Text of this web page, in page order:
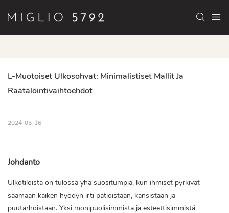
L-Muotoiset Ulkosohvat: Minimalistiset Mallit Ja
Räätälöintivaihtoehdot
2024-05-16
Johdanto
Ulkotiloista on tulossa yhä suositumpia, kun ihmiset pyrkivät
saamaan kaiken hyödyn irti patioistaan, kansistaan ​​ja
puutarhoistaan. Yksi monipuolisimmista ja esteettisimmistä